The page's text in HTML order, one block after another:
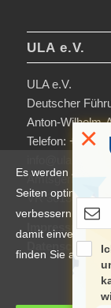
ULA e.V.
ULA e.V.
Deutscher
Anton-Wilhelm-
Telefon: +49
Amtsgericht
VR 36138 B
Impressum
Es werden auf
Seiten optimiert
verbessern. Durch
damit
finden Sie auch in
×